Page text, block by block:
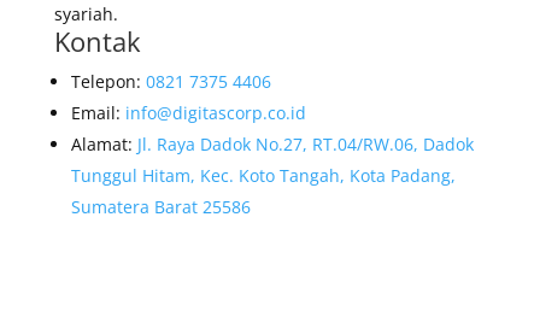
syariah.
Kontak
Telepon: 0821 7375 4406
Email: info@digitascorp.co.id
Alamat: Jl. Raya Dadok No.27, RT.04/RW.06, Dadok
Tunggul Hitam, Kec. Koto Tangah, Kota Padang,
Sumatera Barat 25586